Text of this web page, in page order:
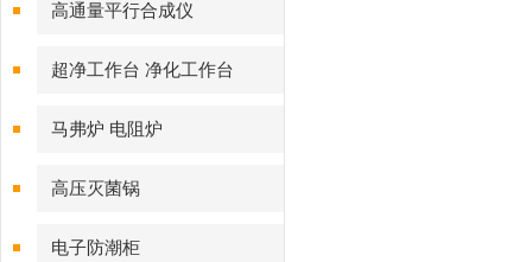
高通量平行合成仪
超净工作台 净化工作台
马弗炉 电阻炉
高压灭菌锅
电子防潮柜